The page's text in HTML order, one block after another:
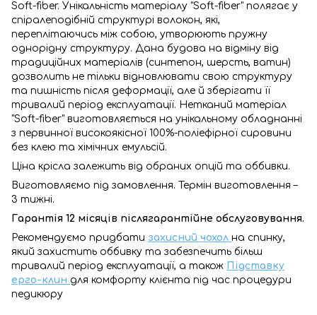
Soft-fiber. Унікальність матеріалу "Soft-fiber" полягає у
спіралеподібній структурі волокон, які,
переплітаючись між собою, утворюють пружну
однорідну структуру. Дана будова на відміну від
традиційних матеріалів (синтепон, шерсть, ватин)
дозволить не тільки відновлювати свою структуру
та пишність після деформації, але й зберігати її
тривалий період експлуатації. Нетканий матеріал
"Soft-fiber" виготовляється на унікальному обладнанні
з первинної високоякісної 100%-поліефірної сировини
без клею та хімічних емульсій.
Ціна крісла залежить від обраних опцій та оббивки.
Виготовляємо під замовлення. Термін виготовлення –
3 тижні.
Гарантія 12 місяців післягарантійне обслуговування.
Рекомендуємо придбати захисний чохол на спинку,
який захистить оббивку та забезпечить більш
тривалий період експлуатації, а також Підставку
ерго-клин для комфорту клієнта під час процедури
педикюру